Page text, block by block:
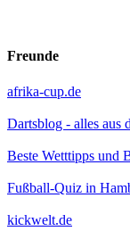
Freunde
afrika-cup.de
Dartsblog - alles aus
Beste Wetttipps und
Fußball-Quiz in
kickwelt.de